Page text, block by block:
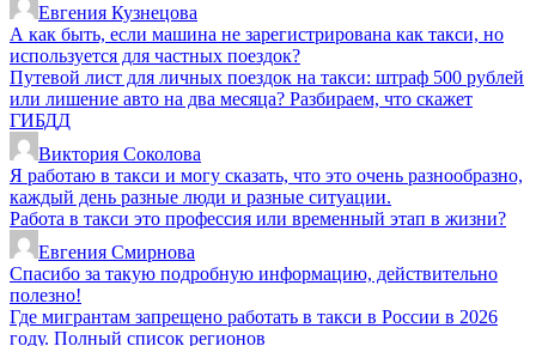
Евгения Кузнецова
А как быть, если машина не зарегистрирована как такси, но
используется для частных поездок?
Путевой лист для личных поездок на такси: штраф 500 рублей
или лишение авто на два месяца? Разбираем, что скажет
ГИБДД
Виктория Соколова
Я работаю в такси и могу сказать, что это очень разнообразно,
каждый день разные люди и разные ситуации.
Работа в такси это профессия или временный этап в жизни?
Евгения Смирнова
Спасибо за такую подробную информацию, действительно
полезно!
Где мигрантам запрещено работать в такси в России в 2026
году. Полный список регионов